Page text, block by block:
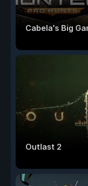
Cabela's Big
Outlast 2